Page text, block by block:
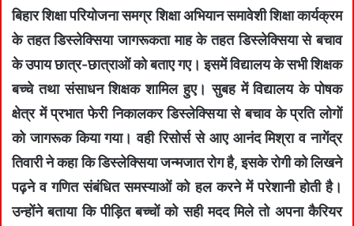
बिहार शिक्षा परियोजना समग्र शिक्षा अभियान समावेशी शिक्षा कार्यक्रम
के तहत डिस्लेक्सिया जागरूकता माह के तहत डिस्लेक्सिया से बचाव
के उपाय छात्र-छात्राओं को बताए गए। इसमें विद्यालय के सभी शिक्षक
बच्चे तथा संसाधन शिक्षक शामिल हुए। सुबह में विद्यालय के पोषक
क्षेत्र में प्रभात फेरी निकालकर डिस्लेक्सिया से बचाव के प्रति लोगों
को जागरूक किया गया। वही रिसोर्स से आए आनंद मिश्रा व नागेंद्र
तिवारी ने कहा कि डिस्लेक्सिया जन्मजात रोग है, इसके रोगी को लिखने
पढ़ने व गणित संबंधित समस्याओं को हल करने में परेशानी होती है।
उन्होंने बताया कि पीड़ित बच्चों को सही मदद मिले तो अपना कैरियर